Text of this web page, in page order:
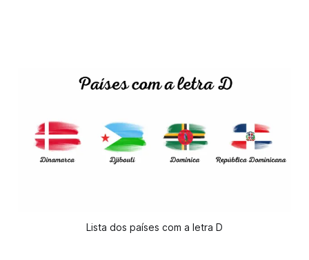
Lista dos países com a letra D